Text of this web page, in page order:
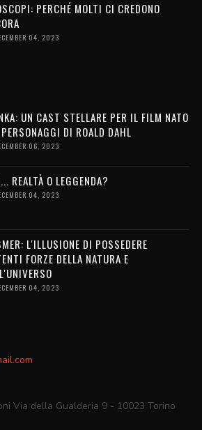
PERCHÉ MOLTI CI CREDONO
04, 2023
UN CAST STELLARE PER IL FILM NATO
DI ROALD DAHL
06, 2023
REALTÀ O LEGGENDA?
04, 2023
L'ILLUSIONE DI POSSEDERE
FORZE DELLA NATURA E
04, 2023
Via della Gualderia 9 - 10023 Torino